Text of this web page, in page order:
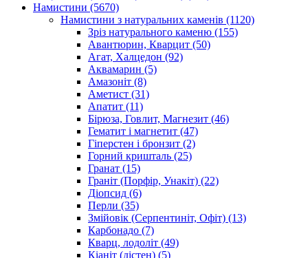
Намистини (5670)
Намистини з натуральних каменів (1120)
Зріз натурального каменю (155)
Авантюрин, Кварцит (50)
Агат, Халцедон (92)
Аквамарин (5)
Амазоніт (8)
Аметист (31)
Апатит (11)
Бірюза, Говлит, Магнезит (46)
Гематит і магнетит (47)
Гіперстен і бронзит (2)
Горний кришталь (25)
Гранат (15)
Граніт (Порфір, Унакіт) (22)
Діопсид (6)
Перли (35)
Змійовік (Серпентиніт, Офіт) (13)
Карбонадо (7)
Кварц, лодоліт (49)
Кіаніт (дістен) (5)